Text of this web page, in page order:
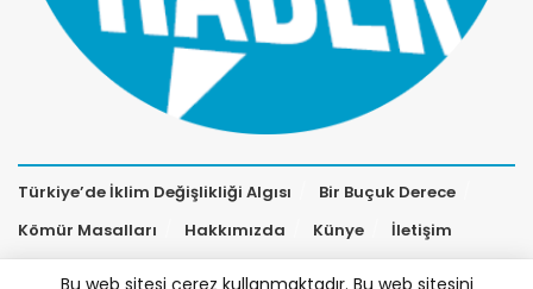
Türkiye’de İklim Değişlikliği Algısı
Bir Buçuk Derece
Kömür Masalları
Hakkımızda Künye İletişim
Bu web sitesi çerez kullanmaktadır. Bu web sitesini